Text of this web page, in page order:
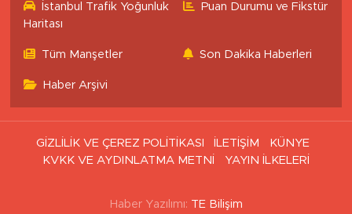
İstanbul Trafik Yoğunluk
Haritası
Puan Durumu ve Fikstür
Tüm Manşetler Son Dakika Haberleri
Haber Arşivi
GİZLİLİK VE ÇEREZ POLİTİKASI İLETİŞİM
KÜNYE
KVKK VE AYDINLATMA METNİ
YAYIN İLKELERİ
Haber Yazılımı: TE Bilişim